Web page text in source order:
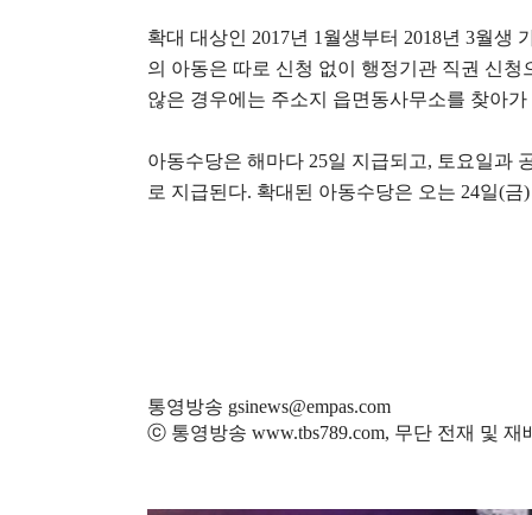
확대 대상인 2017년 1 월생부터 2018년 3월생
의 아동은 따로 신청 없이 행정기관 직권 신청
않은 경우에는 주소지 읍면동사무소를 찾아
아동수당은 해마다 25일 지급되고, 토요일과
로 지급된다. 확대된 아동수당은 오는 24일(금
통영방송 gsinews@empas.com
ⓒ 통영방송 www.tbs789.com, 무단 전재 및 재